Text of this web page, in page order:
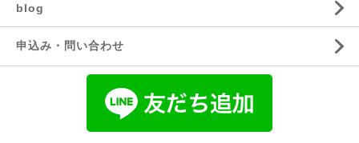
blog
申込み・問い合わせ